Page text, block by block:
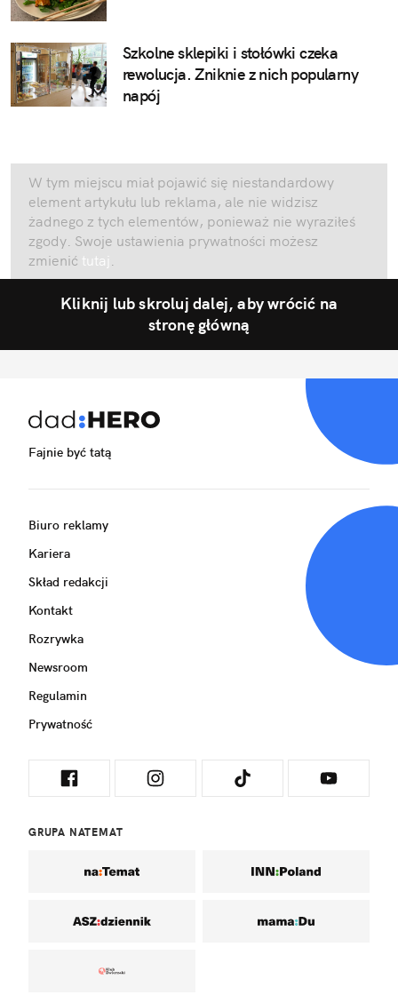
Szkolne sklepiki i stołówki czeka
rewolucja. Zniknie z nich popularny
napój
W tym miejscu miał pojawić się niestandardowy
element artykułu lub reklama, ale nie widzisz
żadnego z tych elementów, ponieważ nie wyraziłeś
zgody. Swoje ustawienia prywatności możesz
zmienić tutaj .
Kliknij lub skroluj dalej, aby wrócić na
stronę główną
Fajnie być tatą
Biuro reklamy
Kariera
Skład redakcji
Kontakt
Rozrywka
Newsroom
Regulamin
Prywatność
GRUPA NATEMAT